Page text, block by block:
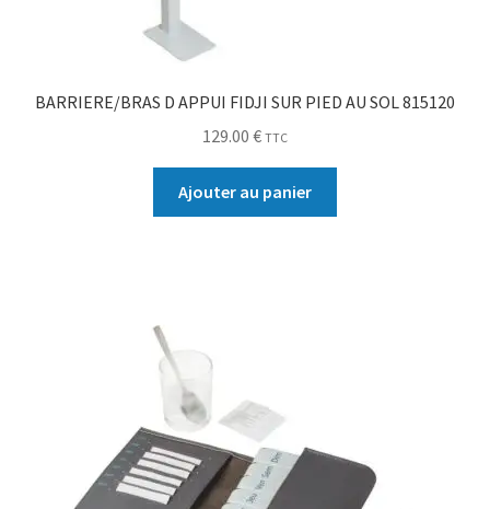
BARRIERE/BRAS D APPUI FIDJI SUR PIED AU SOL 815120
129.00 € TTC
Ajouter au panier